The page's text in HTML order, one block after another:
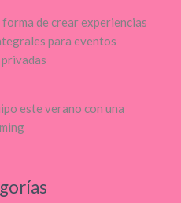
de crear experiencias
para eventos
este verano con una